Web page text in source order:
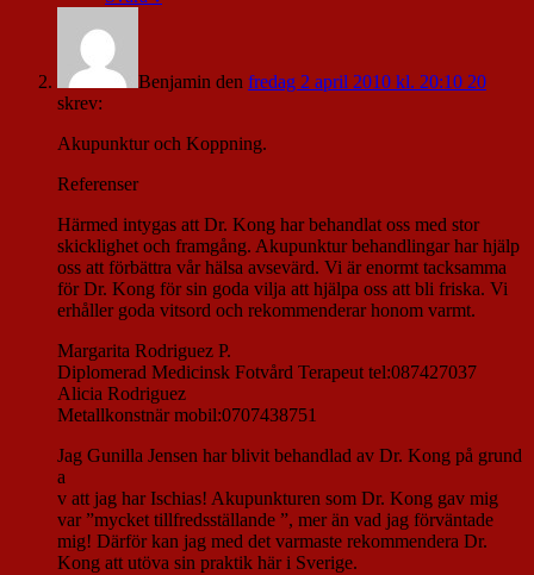
Benjamin den fredag 2 april 2010 kl. 20:10 20
skrev:
Akupunktur och Koppning.
Referenser
Härmed intygas att Dr. Kong har behandlat oss med stor
skicklighet och framgång. Akupunktur behandlingar har hjälp
oss att förbättra vår hälsa avsevärd. Vi är enormt tacksamma
för Dr. Kong för sin goda vilja att hjälpa oss att bli friska. Vi
erhåller goda vitsord och rekommenderar honom varmt.
Margarita Rodriguez P.
Diplomerad Medicinsk Fotvård Terapeut tel:087427037
Alicia Rodriguez
Metallkonstnär mobil:0707438751
Jag Gunilla Jensen har blivit behandlad av Dr. Kong på grund
a
v att jag har Ischias! Akupunkturen som Dr. Kong gav mig
var ”mycket tillfredsställande ”, mer än vad jag förväntade
mig! Därför kan jag med det varmaste rekommendera Dr.
Kong att utöva sin praktik här i Sverige.